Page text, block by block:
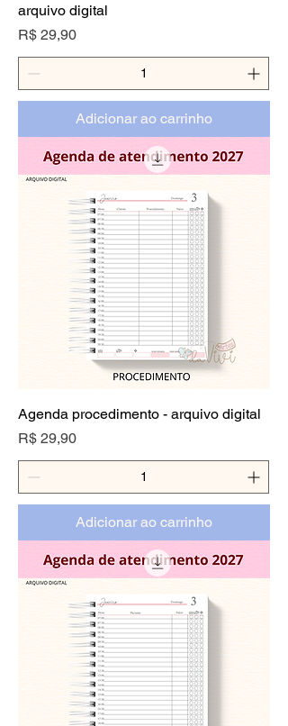
arquivo digital
Preço
R$ 29,90
Adicionar ao carrinho
Agenda procedimento - arquivo digital
Preço
R$ 29,90
Adicionar ao carrinho